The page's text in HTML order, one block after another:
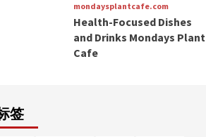
mondaysplantcafe.com
Health-Focused Dishes
and Drinks Mondays Plant
Cafe
签